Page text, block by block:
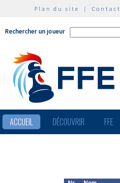
Plan du site | Contact
Rechercher un joueur
ACCUEIL DÉCOUVRIR FFE